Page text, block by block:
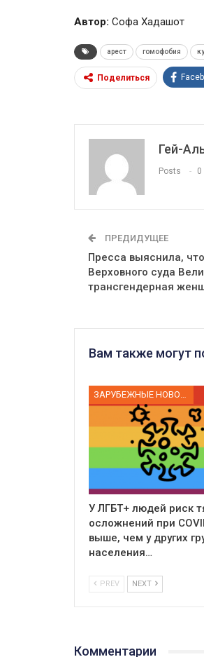
Автор: Софа Хадашот
арест гомофобия
Поделиться
Гей-
Posts 0
ПРЕДИДУЩЕЕ
Пресса выяснила,
Верховного суда
трансгендерная
Вам также могут
ЗАРУБЕЖНЫЕ НОВОСТИ
У ЛГБТ+ людей риск
осложнений при
выше, чем у других
населения…
PREV NEXT
Комментарии